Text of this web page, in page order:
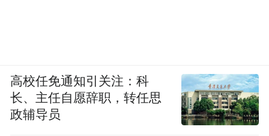
高校任免通知引关注：科
长、主任自愿辞职，转任思
政辅导员